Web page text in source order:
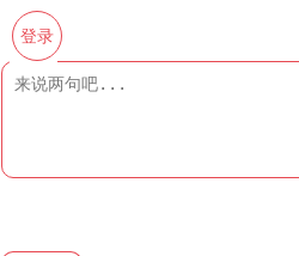
登录